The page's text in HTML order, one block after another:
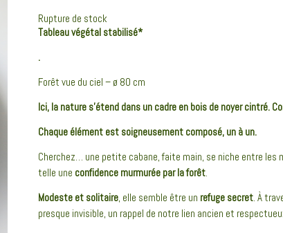
Rupture de stock
Tableau végétal stabilisé*
.
Forêt vue du ciel – ø 80 cm
Ici, la nature s’étend dans un cadre en bois de noyer cintré.
Chaque élément est soigneusement composé, un à un.
Cherchez… une petite cabane, faite main, se niche entre les
telle une confidence murmurée par la forêt.
Modeste et solitaire, elle semble être un refuge secret. À
presque invisible, un rappel de notre lien ancien et